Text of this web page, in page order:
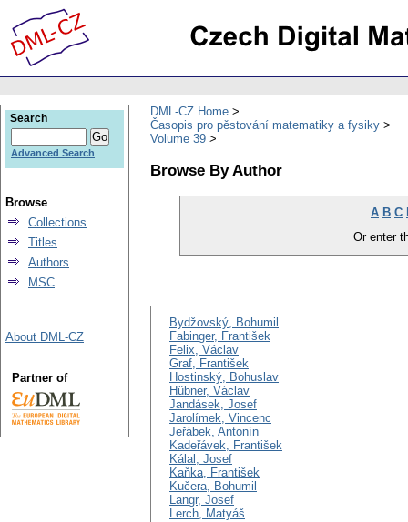
DML-CZ Home
Časopis pro pěstování matematiky a fysiky
Volume 39
Browse By Author
A B C
Or enter
Bydžovský, Bohumil
Fabinger, František
Felix, Václav
Graf, František
Hostinský, Bohuslav
Hübner, Václav
Jandásek, Josef
Jarolímek, Vincenc
Jeřábek, Antonín
Kadeřávek, František
Kálal, Josef
Kaňka, František
Kučera, Bohumil
Langr, Josef
Lerch, Matyáš
Search
Advanced Search
Browse
Collections
Titles
Authors
MSC
About DML-CZ
Partner of